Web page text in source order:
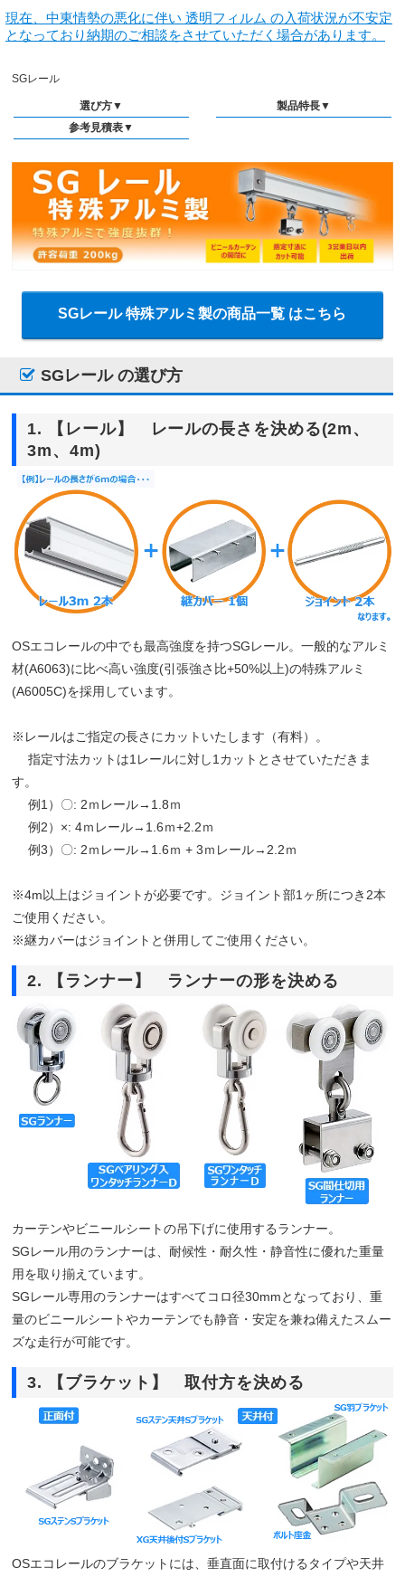
現在、中東情勢の悪化に伴い 透明フィルム の入荷状況が不安定
となっており納期のご相談をさせていただく場合があります。
SGレール
選び方▼
製品特長▼
参考見積表▼
SGレール 特殊アルミ製の商品一覧 はこちら
SGレール の選び方
1. 【レール】 レールの長さを決める(2m、
3m、4m)
OSエコレールの中でも最高強度を持つSGレール。一般的なアルミ
材(A6063)に比べ高い強度(引張強さ比+50%以上)の特殊アルミ
(A6005C)を採用しています。
※レールはご指定の長さにカットいたします（有料）。
指定寸法カットは1レールに対し1カットとさせていただきま
す。
例1）〇: 2ｍレール→1.8ｍ
例2）×: 4ｍレール→1.6ｍ+2.2ｍ
例3）〇: 2ｍレール→1.6ｍ + 3ｍレール→2.2ｍ
※4m以上はジョイントが必要です。ジョイント部1ヶ所につき2本
ご使用ください。
※継カバーはジョイントと併用してご使用ください。
2. 【ランナー】 ランナーの形を決める
カーテンやビニールシートの吊下げに使用するランナー。
SGレール用のランナーは、耐候性・耐久性・静音性に優れた重量
用を取り揃えています。
SGレール専用のランナーはすべてコロ径30mmとなっており、重
量のビニールシートやカーテンでも静音・安定を兼ね備えたスムー
ズな走行が可能です。
3. 【ブラケット】 取付方を決める
OSエコレールのブラケットには、垂直面に取付けるタイプや天井